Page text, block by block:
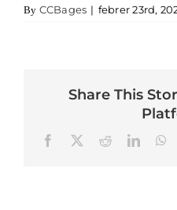
By CCBages | febrer 23rd,
Share This
FacebookReddit